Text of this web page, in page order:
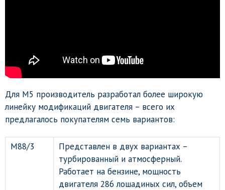
Для М5 производитель разработал более широкую
линейку модификаций двигателя – всего их
предлагалось покупателям семь вариантов:
M88/3
Представлен в двух вариантах –
турбированный и атмосферный.
Работает на бензине, мощность
двигателя 286 лошадиных сил, объем